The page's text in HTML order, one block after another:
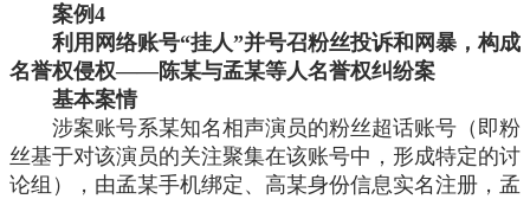
案例4
利用网络账号“挂人”并号召粉丝投诉和网暴，构成
名誉权侵权——陈某与孟某等人名誉权纠纷案
基本案情
涉案账号系某知名相声演员的粉丝超话账号（即粉
丝基于对该演员的关注聚集在该账号中，形成特定的讨
论组），由孟某手机绑定、高某身份信息实名注册，孟